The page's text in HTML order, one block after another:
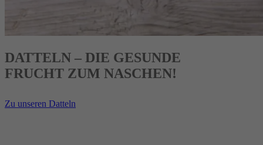
DATTELN – DIE GESUNDE
FRUCHT ZUM NASCHEN!
Zu unseren Datteln